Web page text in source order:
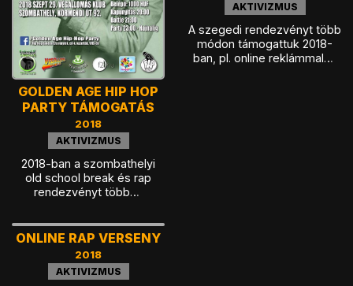
GOLDEN AGE HIP HOP
PARTY TÁMOGATÁS
2018
AKTIVIZMUS
2018-ban a szombathelyi
old school break és rap
rendezvényt több…
AKTIVIZMUS
A szegedi rendezvényt több
módon támogattuk 2018-
ban, pl. online reklámmal…
ONLINE RAP VERSENY
2018
AKTIVIZMUS